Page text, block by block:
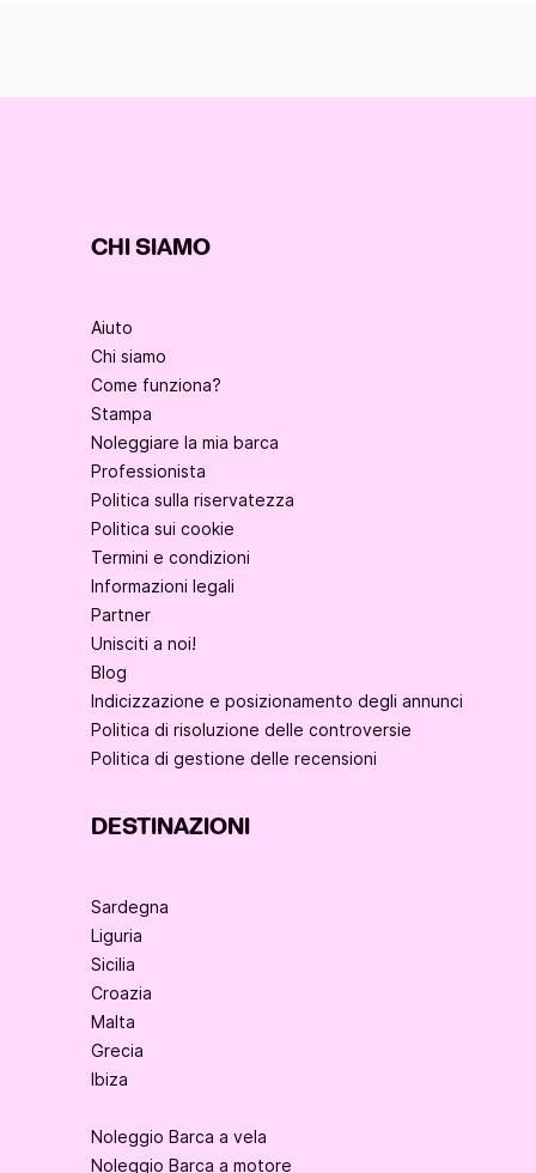
CHI SIAMO
Aiuto
Chi siamo
Come funziona?
Stampa
Noleggiare la mia barca
Professionista
Politica sulla riservatezza
Politica sui cookie
Termini e condizioni
Informazioni legali
Partner
Unisciti a noi!
Blog
Indicizzazione e posizionamento degli annunci
Politica di risoluzione delle controversie
Politica di gestione delle recensioni
DESTINAZIONI
Sardegna
Liguria
Sicilia
Croazia
Malta
Grecia
Ibiza
Noleggio Barca a vela
Noleggio Barca a motore